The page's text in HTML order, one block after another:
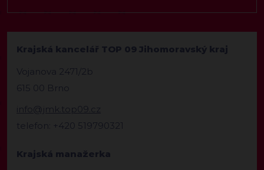
Krajská kancelář TOP 09 Jihomoravský kraj
Vojanova 2471/2b
615 00 Brno
info@jmk.top09.cz
telefon: +420 519790321
Krajská manažerka